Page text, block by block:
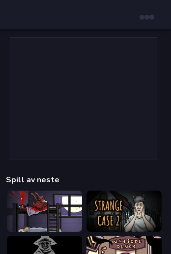
Spill av neste
The Visitor Escape Room: Strange Case 2